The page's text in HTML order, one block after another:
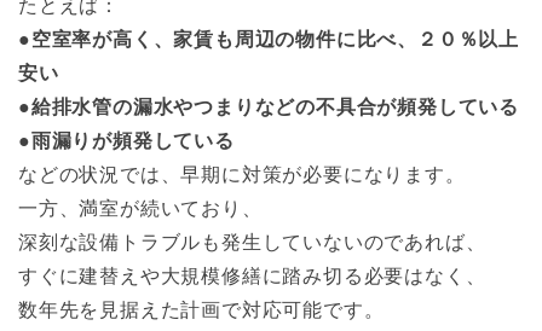
たとえば：
●空室率が高く、家賃も周辺の物件に比べ、２０％以上
安い
●給排水管の漏水やつまりなどの不具合が頻発している
●雨漏りが頻発している
などの状況では、早期に対策が必要になります。
一方、満室が続いており、
深刻な設備トラブルも発生していないのであれば、
すぐに建替えや大規模修繕に踏み切る必要はなく、
数年先を見据えた計画で対応可能です。